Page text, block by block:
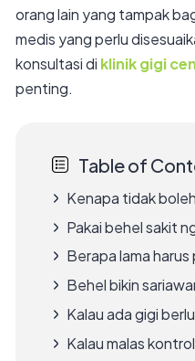
orang lain yang tampak
medis yang perlu
konsultasi di klinik gigi
penting.
Table of
Kenapa tidak
Pakai behel sakit
Berapa lama harus
Behel bikin
Kalau ada gigi
Kalau malas